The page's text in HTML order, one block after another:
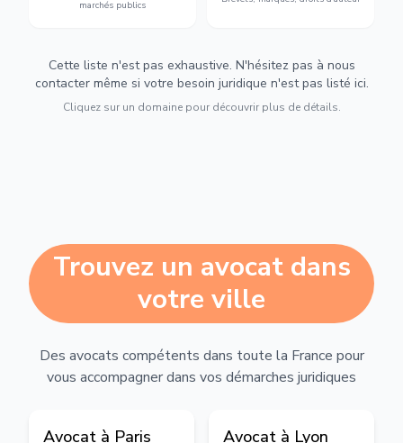
marchés publics
Cette liste n'est pas exhaustive. N'hésitez pas à nous
contacter même si votre besoin juridique n'est pas listé ici.
Cliquez sur un domaine pour découvrir plus de détails.
Trouvez un avocat dans
votre ville
Des avocats compétents dans toute la France pour
vous accompagner dans vos démarches juridiques
Avocat à Paris Avocat à Lyon